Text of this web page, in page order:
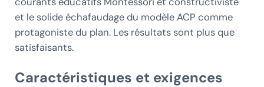
et le solide échafaudage du modèle ACP comme
protagoniste du plan. Les résultats sont plus que
satisfaisants.
Caractéristiques et exigences